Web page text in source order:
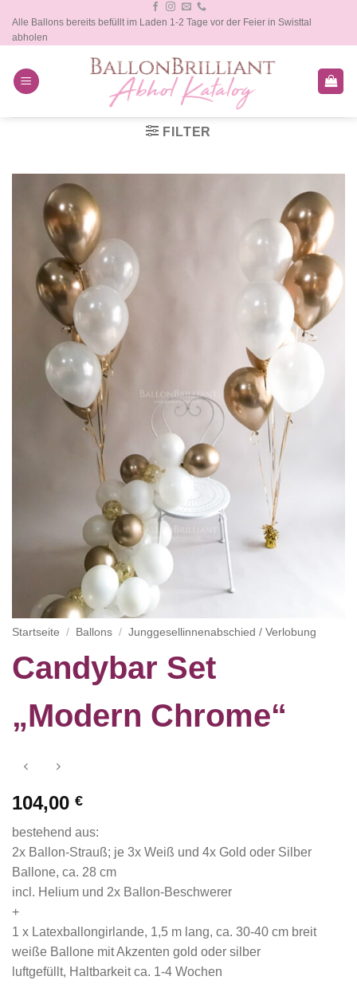
Inhalt
springen
Alle Ballons bereits befüllt im Laden 1-2 Tage vor der Feier in Swisttal
abholen
FILTER
Startseite / Ballons / Junggesellinnenabschied / Verlobung
Candybar Set
„Modern Chrome“
104,00 €
bestehend aus:
2x Ballon-Strauß; je 3x Weiß und 4x Gold oder Silber
Ballone, ca. 28 cm
incl. Helium und 2x Ballon-Beschwerer
+
1 x Latexballongirlande, 1,5 m lang, ca. 30-40 cm breit
weiße Ballone mit Akzenten gold oder silber
luftgefüllt, Haltbarkeit ca. 1-4 Wochen